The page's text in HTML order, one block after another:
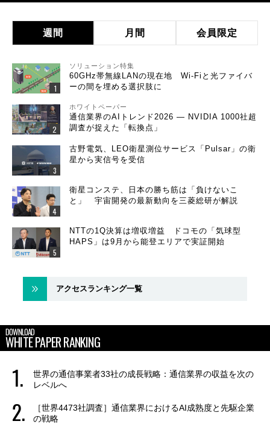
週間 月間 会員限定
ソリューション特集
60GHz帯無線LANの現在地 Wi-Fiと光ファイバ
ーの間を埋める選択肢に
ホワイトペーパー
通信業界のAIトレンド2026 ― NVIDIA 1000社超
調査が捉えた「転換点」
古野電気、LEO衛星測位サービス「Pulsar」の衛
星から実信号を受信
衛星コンステ、日本の勝ち筋は「負けないこ
と」 宇宙開発の最新動向を三菱総研が解説
NTTの1Q決算は増収増益 ドコモの「気球型
HAPS」は9月から能登エリアで実証開始
アクセスランキング一覧
DOWNLOAD
WHITE PAPER RANKING
世界の通信事業者33社の成長戦略：通信業界の収益を次の
レベルへ
［世界4473社調査］通信業界におけるAI成熟度と先駆企業
の戦略